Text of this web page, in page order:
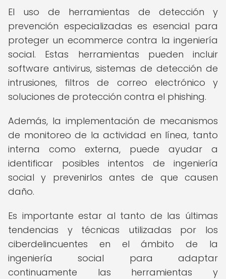
El uso de herramientas de detección y
prevención especializadas es esencial para
proteger un ecommerce contra la ingeniería
social. Estas herramientas pueden incluir
software antivirus, sistemas de detección de
intrusiones, filtros de correo electrónico y
soluciones de protección contra el phishing.
Además, la implementación de mecanismos
de monitoreo de la actividad en línea, tanto
interna como externa, puede ayudar a
identificar posibles intentos de ingeniería
social y prevenirlos antes de que causen
daño.
Es importante estar al tanto de las últimas
tendencias y técnicas utilizadas por los
ciberdelincuentes en el ámbito de la
ingeniería social para adaptar
continuamente las herramientas y